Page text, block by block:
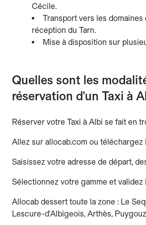
Cécile.
Transport vers les domaines
réception du Tarn.
Mise à disposition sur
Quelles sont les
réservation d'un Taxi à
Réserver votre Taxi à Albi se fait en
Allez sur allocab.com ou téléchargez
Saisissez votre adresse de départ,
Sélectionnez votre gamme et validez
Allocab dessert toute la zone : Le
Lescure-d'Albigeois, Arthès,